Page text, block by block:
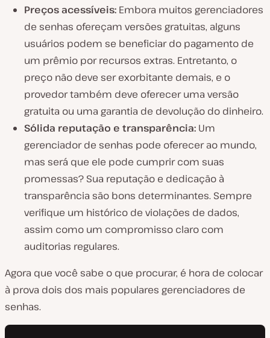
Preços acessíveis: Embora muitos gerenciadores
de senhas ofereçam versões gratuitas, alguns
usuários podem se beneficiar do pagamento de
um prêmio por recursos extras. Entretanto, o
preço não deve ser exorbitante demais, e o
provedor também deve oferecer uma versão
gratuita ou uma garantia de devolução do dinheiro.
Sólida reputação e transparência: Um
gerenciador de senhas pode oferecer ao mundo,
mas será que ele pode cumprir com suas
promessas? Sua reputação e dedicação à
transparência são bons determinantes. Sempre
verifique um histórico de violações de dados,
assim como um compromisso claro com
auditorias regulares.
Agora que você sabe o que procurar, é hora de colocar
à prova dois dos mais populares gerenciadores de
senhas.